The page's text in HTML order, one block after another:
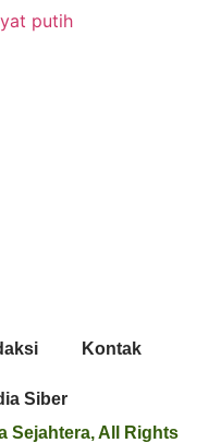
Kontak
Siber
Sejahtera, All Rights